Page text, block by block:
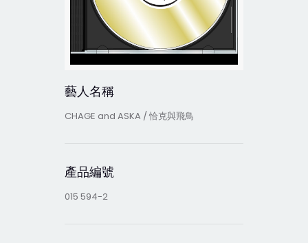
藝人名稱
CHAGE and ASKA / 恰克與飛鳥
產品編號
015 594-2